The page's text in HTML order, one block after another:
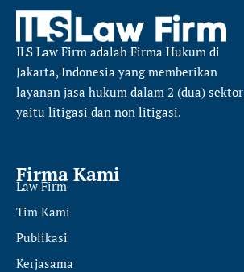
ILS Law Firm adalah Firma Hukum di
Jakarta, Indonesia yang memberikan
layanan jasa hukum dalam 2 (dua) sektor
yaitu litigasi dan non litigasi.
Firma Kami
Law Firm
Tim Kami
Publikasi
Kerjasama